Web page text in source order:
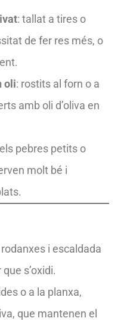
: tallat a tires o
de fer res més, o
oli: rostits al forn o a
amb oli d’oliva en
pebres petits o
molt bé i
i escaldada
s’oxidi.
o a la planxa,
que mantenen el